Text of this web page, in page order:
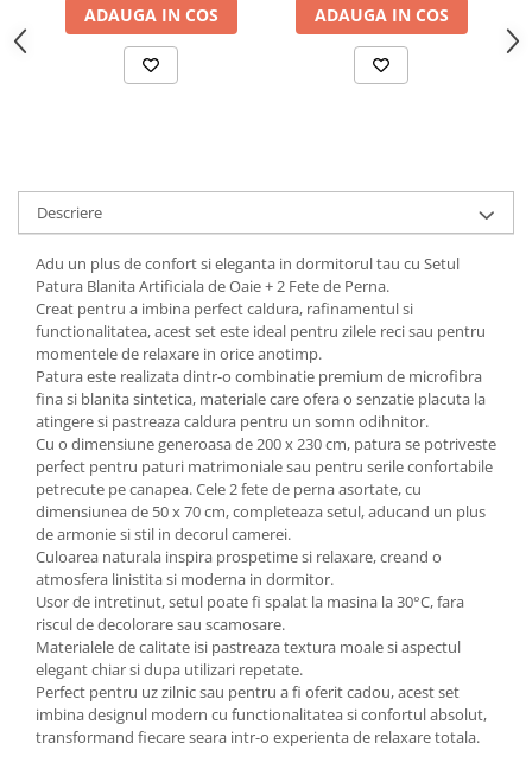
ADAUGA IN COS ADAUGA IN COS
Descriere
Adu un plus de confort si eleganta in dormitorul tau cu Setul
Patura Blanita Artificiala de Oaie + 2 Fete de Perna.
Creat pentru a imbina perfect caldura, rafinamentul si
functionalitatea, acest set este ideal pentru zilele reci sau pentru
momentele de relaxare in orice anotimp.
Patura este realizata dintr-o combinatie premium de microfibra
fina si blanita sintetica, materiale care ofera o senzatie placuta la
atingere si pastreaza caldura pentru un somn odihnitor.
Cu o dimensiune generoasa de 200 x 230 cm, patura se potriveste
perfect pentru paturi matrimoniale sau pentru serile confortabile
petrecute pe canapea. Cele 2 fete de perna asortate, cu
dimensiunea de 50 x 70 cm, completeaza setul, aducand un plus
de armonie si stil in decorul camerei.
Culoarea naturala inspira prospetime si relaxare, creand o
atmosfera linistita si moderna in dormitor.
Usor de intretinut, setul poate fi spalat la masina la 30°C, fara
riscul de decolorare sau scamosare.
Materialele de calitate isi pastreaza textura moale si aspectul
elegant chiar si dupa utilizari repetate.
Perfect pentru uz zilnic sau pentru a fi oferit cadou, acest set
imbina designul modern cu functionalitatea si confortul absolut,
transformand fiecare seara intr-o experienta de relaxare totala.